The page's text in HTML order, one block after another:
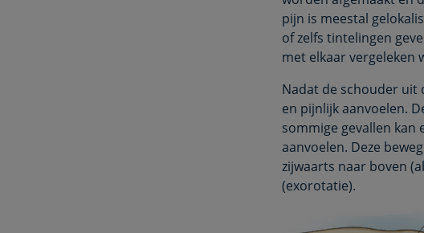
pijn is meestal
of zelfs tintelingen
met elkaar vergeleken
Nadat de schouder uit
en pijnlijk aanvoelen.
sommige gevallen kan
aanvoelen. Deze
zijwaarts naar boven
(exorotatie).